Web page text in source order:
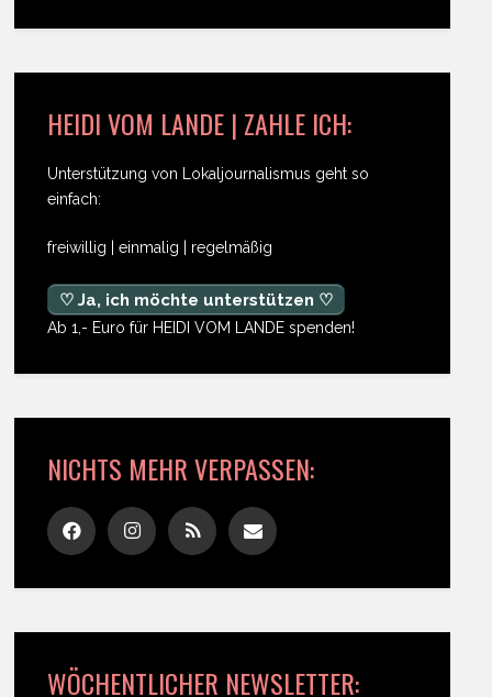
HEIDI VOM LANDE | ZAHLE ICH:
Unterstützung von Lokaljournalismus geht so
einfach:
freiwillig | einmalig | regelmäßig
♡ Ja, ich möchte unterstützen ♡
Ab 1,- Euro für HEIDI VOM LANDE spenden!
NICHTS MEHR VERPASSEN:
WÖCHENTLICHER NEWSLETTER: